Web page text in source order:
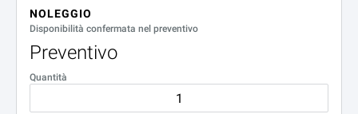
NOLEGGIO
Disponibilità confermata nel preventivo
Preventivo
Quantità